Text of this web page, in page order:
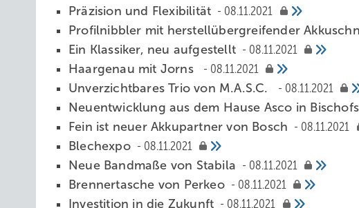
Präzision und Flexibilität
08.11.2021
Profilnibbler mit herstellübergreifender
Ein Klassiker, neu aufgestellt
08.11.2021
Ha argenau mit Jorns
08.11.2021
Unverzichtbares Trio von M.A.S.C.
08.11.2021
Neuentwicklung aus dem Hause Asco in
Fein ist neuer Akkupartner von Bosch
08.11.2021
Blechexpo
08.11.2021
Neue Bandmaße von Stabila
08.11.2021
Brennertasche von Perkeo
08.11.2021
Inve stition in die Zukunft
08.11.2021